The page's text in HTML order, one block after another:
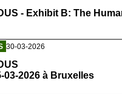
- Exhibit B: The
30-03-2026
03-2026 à Bruxelles